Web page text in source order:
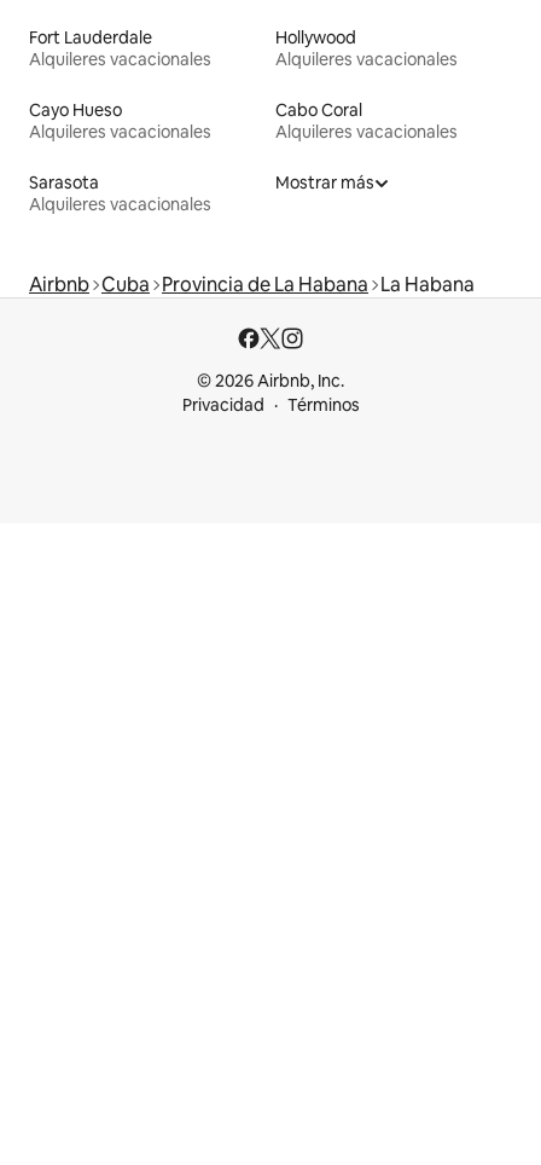
Fort Lauderdale
Alquileres vacacionales
Hollywood
Alquileres vacacionales
Cayo Hueso
Alquileres vacacionales
Cabo Coral
Alquileres vacacionales
Sarasota
Alquileres vacacionales
Mostrar más
Airbnb Cuba Provincia de La Habana La Habana
© 2026 Airbnb, Inc.
Privacidad
Términos